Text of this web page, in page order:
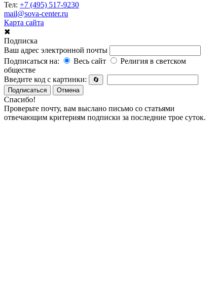
Тел: +7 (495) 517-9230
mail@sova-center.ru
Карта сайта
✖
Подписка
Ваш адрес электронной почты
Подписаться на:
Весь сайт
Религия в светском
обществе
Введите код с картинки:
🔄
Подписаться
Отмена
Спасибо!
Проверьте почту, вам выслано письмо со статьями
отвечающим критериям подписки за последние трое суток.